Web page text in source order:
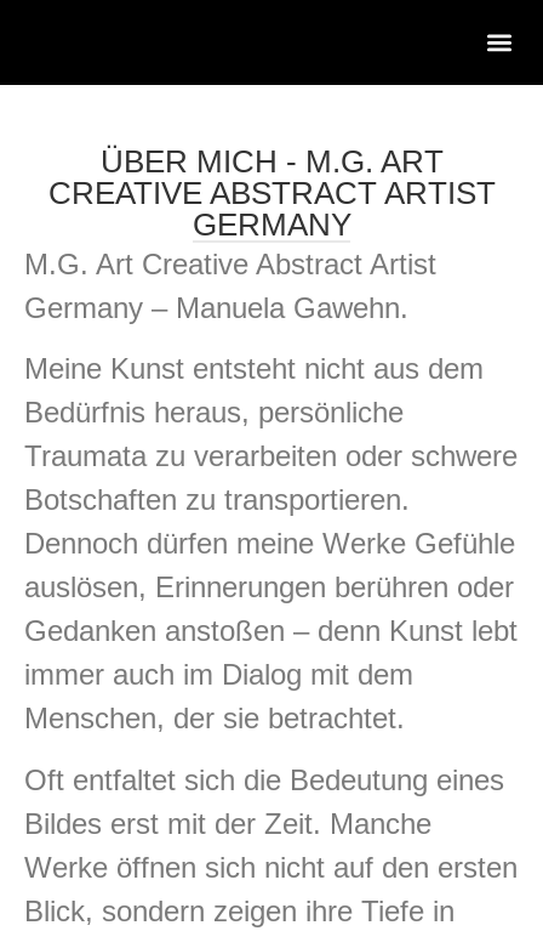
ÜBER MICH - M.G. ART
CREATIVE ABSTRACT ARTIST
GERMANY
M.G. Art Creative Abstract Artist
Germany – Manuela Gawehn.
Meine Kunst entsteht nicht aus dem
Bedürfnis heraus, persönliche
Traumata zu verarbeiten oder schwere
Botschaften zu transportieren.
Dennoch dürfen meine Werke Gefühle
auslösen, Erinnerungen berühren oder
Gedanken anstoßen – denn Kunst lebt
immer auch im Dialog mit dem
Menschen, der sie betrachtet.
Oft entfaltet sich die Bedeutung eines
Bildes erst mit der Zeit. Manche
Werke öffnen sich nicht auf den ersten
Blick, sondern zeigen ihre Tiefe in